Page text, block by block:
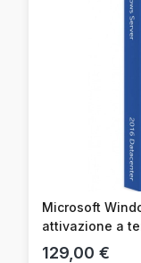
Microsoft
attivazione a
online / codice
Prezzo
129,00 €